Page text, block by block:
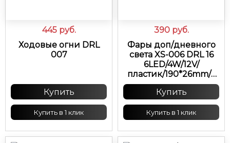
445 руб.
Ходовые огни DRL
007
Купить
Купить в 1 клик
390 руб.
Фары доп/дневного
света XS-006 DRL 16
6LED/4W/12V/
пластик/190*26mm/с
поворотом бегущий
10453
Купить
Купить в 1 клик